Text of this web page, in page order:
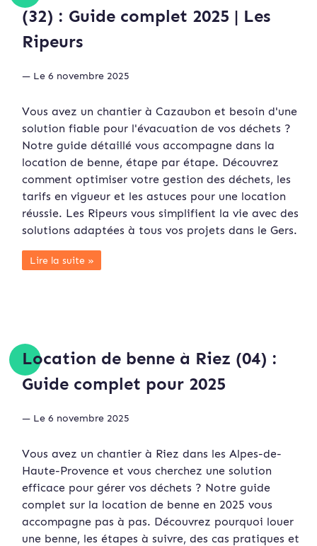
(32) : Guide complet 2025 | Les
Ripeurs
— Le 6 novembre 2025
Vous avez un chantier à Cazaubon et besoin d'une
solution fiable pour l'évacuation de vos déchets ?
Notre guide détaillé vous accompagne dans la
location de benne, étape par étape. Découvrez
comment optimiser votre gestion des déchets, les
tarifs en vigueur et les astuces pour une location
réussie. Les Ripeurs vous simplifient la vie avec des
solutions adaptées à tous vos projets dans le Gers.
Lire la suite »
Location de benne à Riez (04) :
Guide complet pour 2025
— Le 6 novembre 2025
Vous avez un chantier à Riez dans les Alpes-de-
Haute-Provence et vous cherchez une solution
efficace pour gérer vos déchets ? Notre guide
complet sur la location de benne en 2025 vous
accompagne pas à pas. Découvrez pourquoi louer
une benne, les étapes à suivre, des cas pratiques et